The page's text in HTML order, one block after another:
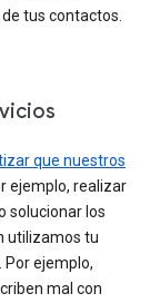
tus contactos.
que nuestros
ejemplo, realizar
solucionar los
utilizamos tu
Por ejemplo,
mal con